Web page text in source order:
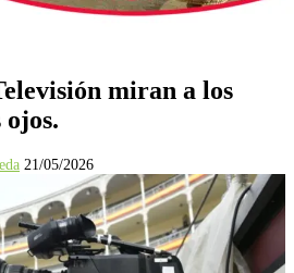
miran a los
ojos.
21/05/2026